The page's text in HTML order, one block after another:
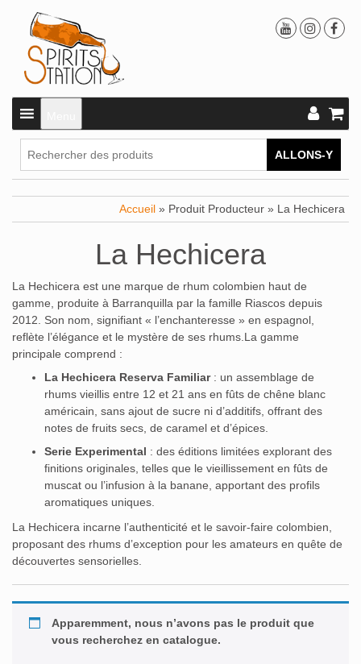
ALLONS-Y
Accueil » Produit Producteur » La Hechicera
La Hechicera
La Hechicera est une marque de rhum colombien haut de
gamme, produite à Barranquilla par la famille Riascos depuis
2012.
Son nom, signifiant « l’enchanteresse » en espagnol,
reflète l’élégance et le mystère de ses rhums. La gamme
principale comprend :
La Hechicera Reserva Familiar: un assemblage de
rhums vieillis entre 12 et 21 ans en fûts de chêne blanc
américain, sans ajout de sucre ni d’additifs, offrant des
notes de fruits secs, de caramel et d’épices.
Serie Experimental : des éditions limitées explorant des
finitions originales, telles que le vieillissement en fûts de
muscat ou l’infusion à la banane, apportant des profils
aromatiques uniques.
La Hechicera incarne l’authenticité et le savoir-faire colombien,
proposant des rhums d’exception pour les amateurs en quête de
découvertes sensorielles.
Apparemment, nous n’avons pas le produit que
vous recherchez en catalogue.